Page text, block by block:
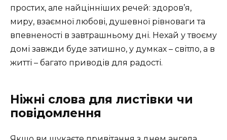
простих, але найцінніших речей: здоров’я,
миру, взаємної любові, душевної рівноваги та
впевненості в завтрашньому дні. Нехай у твоєму
домі завжди буде затишно, у думках – світло, а в
житті – багато приводів для радості.
Ніжні слова для листівки чи
повідомлення